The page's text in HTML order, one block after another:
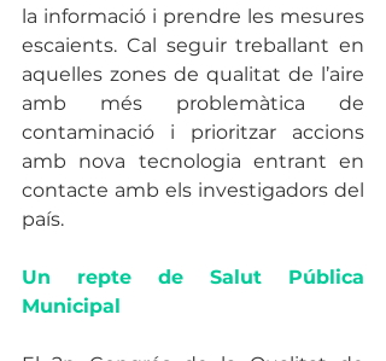
la informació i prendre les mesures
escaients. Cal seguir treballant en
aquelles zones de qualitat de l’aire
amb més problemàtica de
contaminació i prioritzar accions
amb nova tecnologia entrant en
contacte amb els investigadors del
país.
Un repte de Salut Pública
Municipal